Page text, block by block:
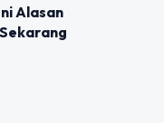
Alasan